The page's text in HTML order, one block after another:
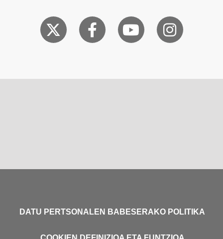
DATU PERTSONALEN BABESERAKO POLITIKA